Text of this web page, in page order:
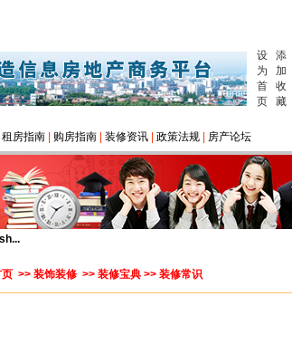
设
为
首
页
添
加
收
藏
租房指南| 购房指南| 装修资讯| 政策法规| 房产论坛
页 >> 装饰装修 >> 装修宝典 >> 装修常识